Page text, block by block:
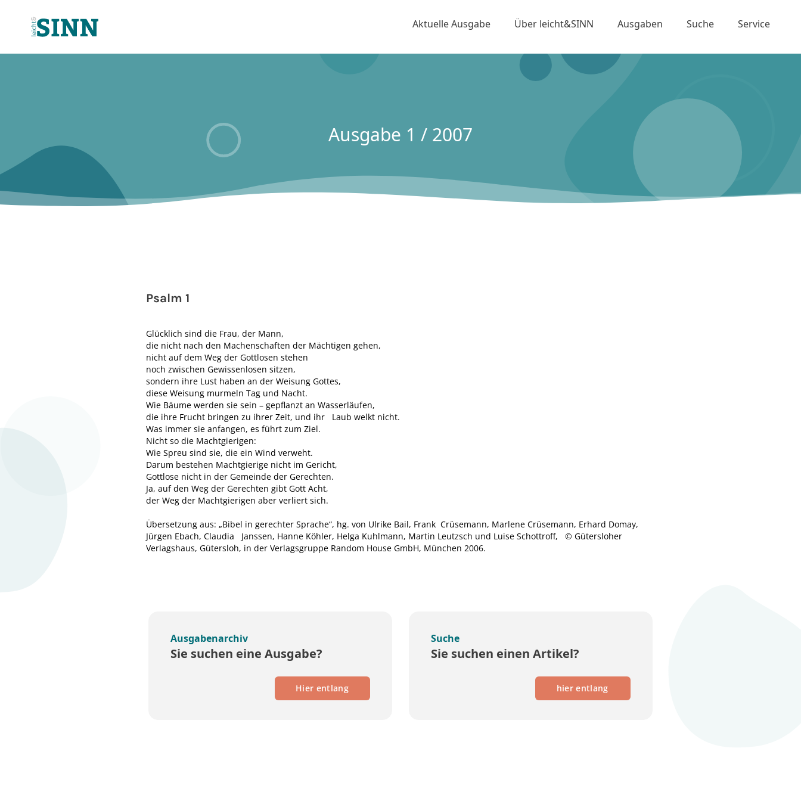
Aktuelle Ausgabe Über leicht&SINN Ausgaben Suche Service
Ausgabe 1 / 2007
Psalm 1
Glücklich sind die Frau, der Mann,
die nicht nach den Machenschaften der Mächtigen gehen,
nicht auf dem Weg der Gottlosen stehen
noch zwischen Gewissenlosen sitzen,
sondern ihre Lust haben an der Weisung Gottes,
diese Weisung murmeln Tag und Nacht.
Wie Bäume werden sie sein – gepflanzt an Wasserläufen,
die ihre Frucht bringen zu ihrer Zeit, und ihr Laub welkt nicht.
Was immer sie anfangen, es führt zum Ziel.
Nicht so die Machtgierigen:
Wie Spreu sind sie, die ein Wind verweht.
Darum bestehen Machtgierige nicht im Gericht,
Gottlose nicht in der Gemeinde der Gerechten.
Ja, auf den Weg der Gerechten gibt Gott Acht,
der Weg der Machtgierigen aber verliert sich.
Übersetzung aus: „Bibel in gerechter Sprache“, hg. von Ulrike Bail, Frank Crüsemann, Marlene Crüsemann, Erhard Domay,
Jürgen Ebach, Claudia Janssen, Hanne Köhler, Helga Kuhlmann, Martin Leutzsch und Luise Schottroff, © Gütersloher
Verlagshaus, Gütersloh, in der Verlagsgruppe Random House GmbH, München 2006.
Ausgabenarchiv
Sie suchen eine Ausgabe?
Hier entlang
Suche
Sie suchen einen Artikel?
hier entlang